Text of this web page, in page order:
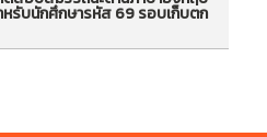
รทดสอบสมรรถนะด้านภาษา
หรับนักศึกษารหัส 69 รอบเก็บตก